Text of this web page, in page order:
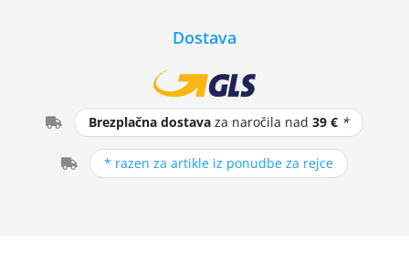
Dostava
Brezplačna dostava za naročila nad39 € *
* razen za artikle iz ponudbe za rejce